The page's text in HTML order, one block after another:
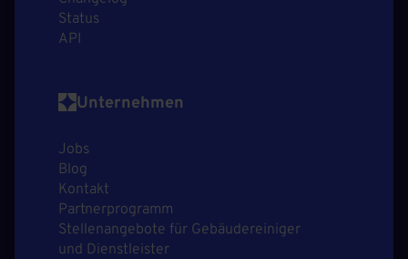
Status
API
Unternehmen
Jobs
Blog
Kontakt
Partnerprogramm
Stellenangebote für Gebäudereiniger
und Dienstleister